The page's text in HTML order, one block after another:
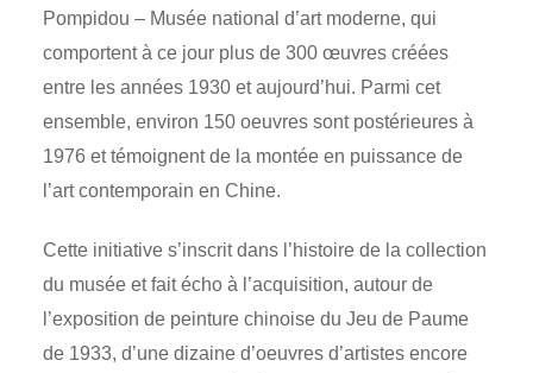
Pompidou – Musée national d’art moderne, qui
comportent à ce jour plus de 300 œuvres créées
entre les années 1930 et aujourd’hui. Parmi cet
ensemble, environ 150 oeuvres sont postérieures à
1976 et témoignent de la montée en puissance de
l’art contemporain en Chine.
Cette initiative s’inscrit dans l’histoire de la collection
du musée et fait écho à l’acquisition, autour de
l’exposition de peinture chinoise du Jeu de Paume
de 1933, d’une dizaine d’oeuvres d’artistes encore